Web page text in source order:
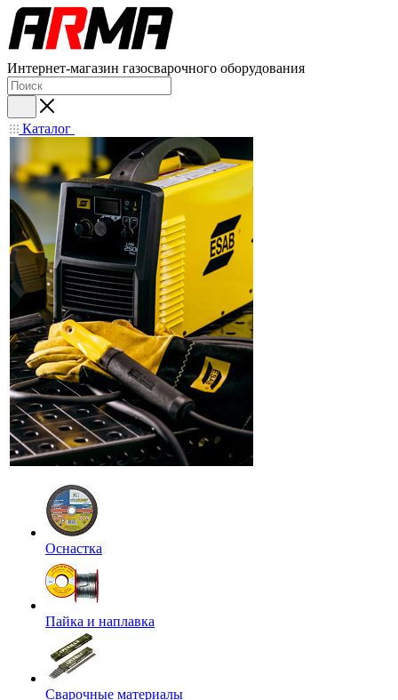
Интернет-магазин газосварочного оборудования
Каталог
Оснастка
Пайка и наплавка
Сварочные материалы